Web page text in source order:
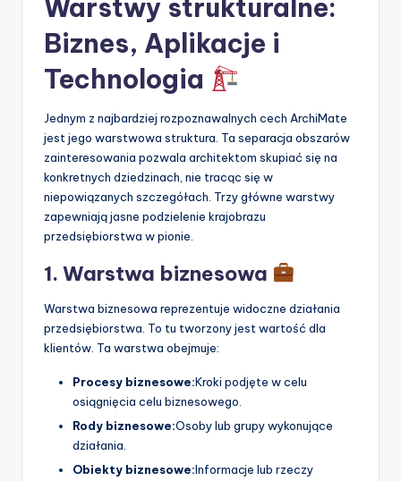
Warstwy strukturalne:
Biznes, Aplikacje i
Technologia
Jednym z najbardziej rozpoznawalnych cech ArchiMate
jest jego warstwowa struktura. Ta separacja obszarów
zainteresowania pozwala architektom skupiać się na
konkretnych dziedzinach, nie tracąc się w
niepowiązanych szczegółach. Trzy główne warstwy
zapewniają jasne podzielenie krajobrazu
przedsiębiorstwa w pionie.
1. Warstwa biznesowa
Warstwa biznesowa reprezentuje widoczne działania
przedsiębiorstwa. To tu tworzony jest wartość dla
klientów. Ta warstwa obejmuje:
Procesy biznesowe:Kroki podjęte w celu
osiągnięcia celu biznesowego.
Rody biznesowe:Osoby lub grupy wykonujące
działania.
Obiekty biznesowe:Informacje lub rzeczy